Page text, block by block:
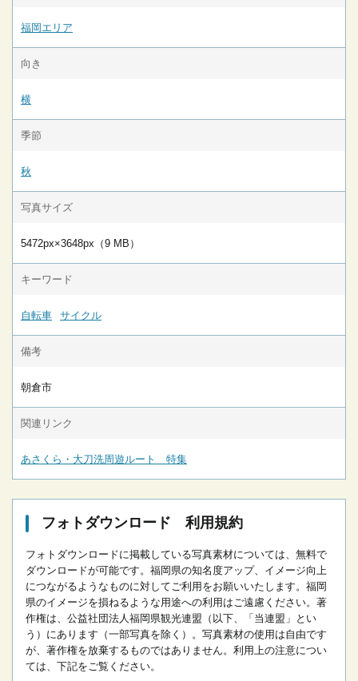
福岡エリア
向き
横
季節
秋
写真サイズ
5472px×3648px（9 MB）
キーワード
自転車 サイクル
備考
朝倉市
関連リンク
あさくら・大刀洗周遊ルート 特集
フォトダウンロード 利用規約
フォトダウンロードに掲載している写真素材については、無料で
ダウンロードが可能です。 福岡県の知名度アップ、イメージ向上
につながるようなものに対してご利用をお願いいたします。 福岡
県のイメージを損ねるような用途への利用はご遠慮ください。 著
作権は、公益社団法人福岡県観光連盟（以下、「当連盟」とい
う）にあります（一部写真を除く）。写真素材の使用は自由です
が、著作権を放棄するものではありません。 利用上の注意につい
ては、下記をご覧ください。